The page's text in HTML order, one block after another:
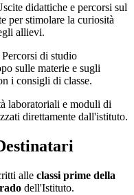
didattiche e percorsi sul
per stimolare la curiosità
allievi.
Percorsi di studio
sulle materie e sugli
i consigli di classe.
laboratoriali e moduli di
direttamente dall'istituto.
alle classi prime della
dell'Istituto.